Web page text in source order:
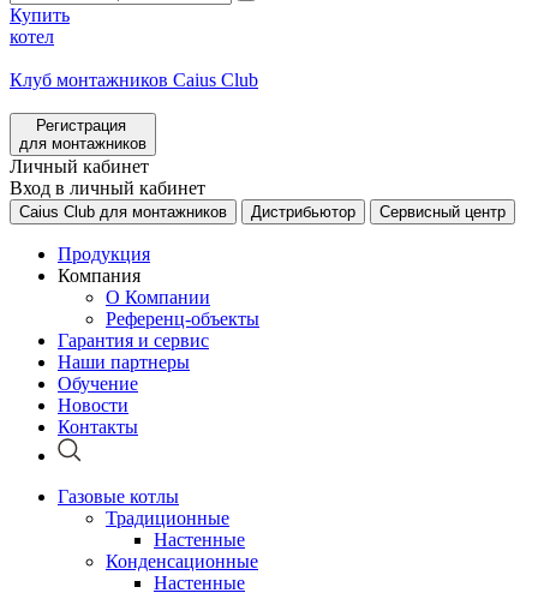
Купить
котел
Клуб монтажников Caius Club
Регистрация
для монтажников
Личный кабинет
Вход в личный кабинет
Caius Club для монтажников Дистрибьютор Сервисный центр
Продукция
Компания
О Компании
Референц-объекты
Гарантия и сервис
Наши партнеры
Обучение
Новости
Контакты
Газовые котлы
Традиционные
Настенные
Конденсационные
Настенные